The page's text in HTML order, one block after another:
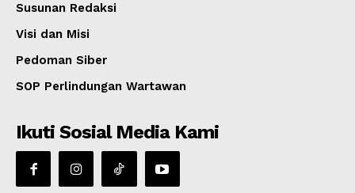
Susunan Redaksi
Visi dan Misi
Pedoman Siber
SOP Perlindungan Wartawan
Ikuti Sosial Media Kami